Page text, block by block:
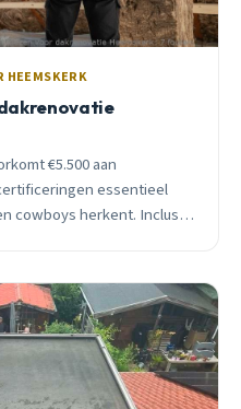
HEEMSKERK
€5.500 aan
essentieel
cowboys herkent. Inclusief